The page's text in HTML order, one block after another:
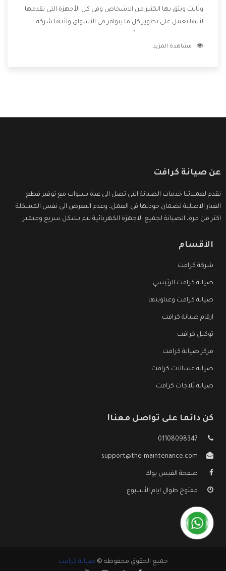
وثابت ويثق بها الكثير من الاشخاص وفى كل الأجهزة التى تقدمها
لأنها تعمل على تطوير كل ما يتوافر فى الأسواق ولأنها شركة
وتقدم للعملاء أقوى العروض والخصومات التى تسهل على
مشاهدة المزيد
عن صيانة كرافت
نقدم لعملائنا خدمات الصيانة التى تصل الى عدة سنوات مع توفير قطع
الغيار الاصلية لضمان جودتها فى العمل، وعدم التعرض الى نفس المشكلة
اكثر من مرة، الصيانة لجميع الاجهزة الكهربائية تتم بشكل سريع ومتميز.
الأقسام
شركة كرافت
صيانة كرافت الرئيسي
صيانة كرافت وعناوينها
ارقام صيانة كرافت
توكيل كرافت
مركز صيانة كرافت
صيانة غسالات كرافت
صيانة ثلاجات كرافت
كن دائما على تواصل معنا!
01108098347
support@the-maintenance.com
صفحة الفيس بوك
مفتوح طوال ايام الأسبوع
جميع الحقوق محفوظه © صيانة كرافت